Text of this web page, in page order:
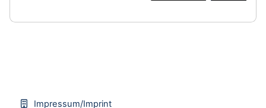
Impressum/Imprint